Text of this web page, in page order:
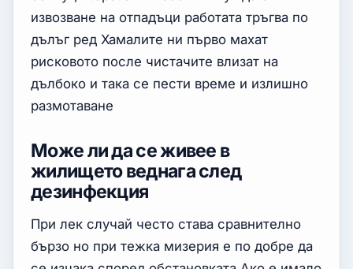
извозване на отпадъци работата тръгва по
дълъг ред Хамалите ни първо махат
рисковото после чистачите влизат на
дълбоко и така се пести време и излишно
размотаване
Може ли да се живее в
жилището веднага след
дезинфекция
При лек случай често става сравнително
бързо но при тежка мизерия е по добре да